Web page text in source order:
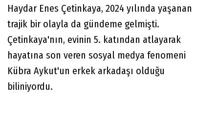
Haydar Enes Çetinkaya, 2024 yılında yaşanan
trajik bir olayla da gündeme gelmişti.
Çetinkaya'nın, evinin 5. katından atlayarak
hayatına son veren sosyal medya fenomeni
Kübra Aykut'un erkek arkadaşı olduğu
biliniyordu.